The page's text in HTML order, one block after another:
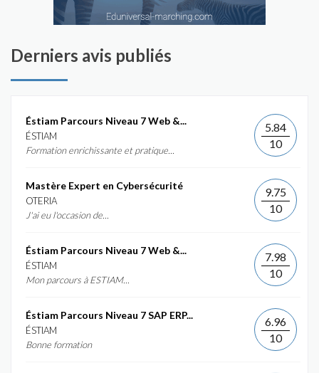
Derniers avis publiés
Éstiam Parcours Niveau 7 Web &...
ÉSTIAM
Formation enrichissante et pratique...
5.84
10
Mastère Expert en Cybersécurité
OTERIA
J'ai eu l'occasion de...
9.75
10
Éstiam Parcours Niveau 7 Web &...
ÉSTIAM
Mon parcours à ESTIAM...
7.98
10
Éstiam Parcours Niveau 7 SAP ERP...
ÉSTIAM
Bonne formation
6.96
10